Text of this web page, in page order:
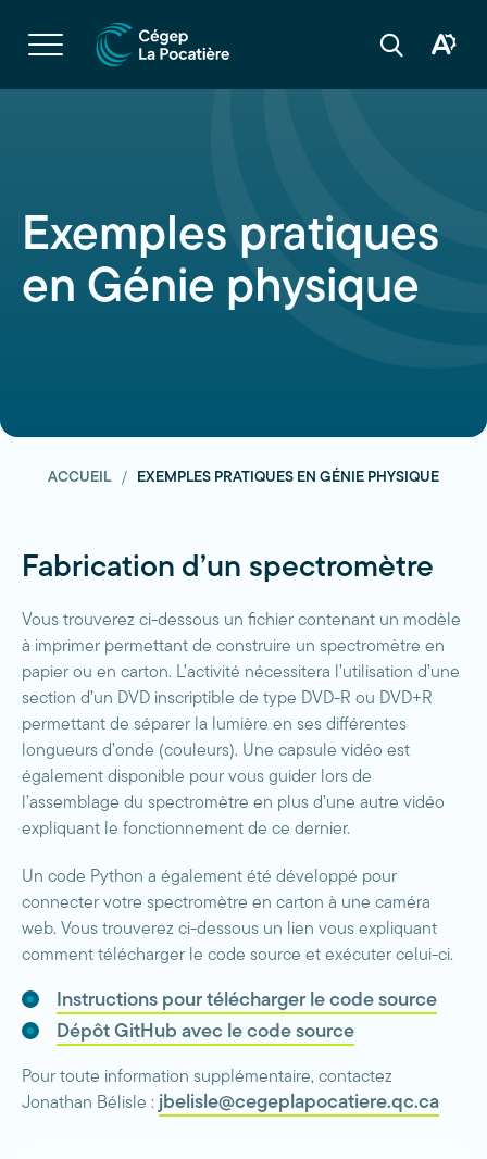
Ouvrir
la
navigation
Ouvrir
Ouvrir
Exemples pratiques
en Génie physique
ACCUEIL EXEMPLES PRATIQUES EN GÉNIE PHYSIQUE
Fabrication d’un spectromètre
Vous trouverez ci-dessous un fichier contenant un modèle
à imprimer permettant de construire un spectromètre en
papier ou en carton. L’activité nécessitera l’utilisation d’une
section d’un DVD inscriptible de type DVD-R ou DVD+R
permettant de séparer la lumière en ses différentes
longueurs d’onde (couleurs). Une capsule vidéo est
également disponible pour vous guider lors de
l’assemblage du spectromètre en plus d’une autre vidéo
expliquant le fonctionnement de ce dernier.
Un code Python a également été développé pour
connecter votre spectromètre en carton à une caméra
web. Vous trouverez ci-dessous un lien vous expliquant
comment télécharger le code source et exécuter celui-ci.
Instructions pour télécharger le code source
Dépôt GitHub avec le code source
Pour toute information supplémentaire, contactez
Jonathan Bélisle : jbelisle@cegeplapocatiere.qc.ca